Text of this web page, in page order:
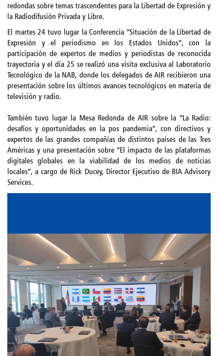
redondas sobre temas trascendentes para la Libertad de Expresión y
la Radiodifusión Privada y Libre.
El martes 24 tuvo lugar la Conferencia “Situación de la Libertad de
Expresión y el periodismo en los Estados Unidos”, con la
participación de expertos de medios y periodistas de reconocida
trayectoria y el día 25 se realizó una visita exclusiva al Laboratorio
Tecnológico de la NAB, donde los delegados de AIR recibieron una
presentación sobre los últimos avances tecnológicos en materia de
televisión y radio.
También tuvo lugar la Mesa Redonda de AIR sobre la “La Radio:
desafíos y oportunidades en la pos pandemia”, con directivos y
expertos de las grandes compañías de distintos países de las Tres
Américas y una presentación sobre “El impacto de las plataformas
digitales globales en la viabilidad de los medios de noticias
locales”, a cargo de Rick Ducey, Director Ejecutivo de BIA Advisory
Services.